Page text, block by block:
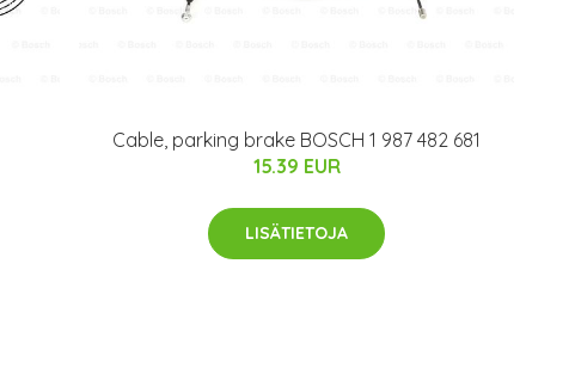
Cable, parking brake BOSCH 1 987 482 681
15.39 EUR
LISÄTIETOJA